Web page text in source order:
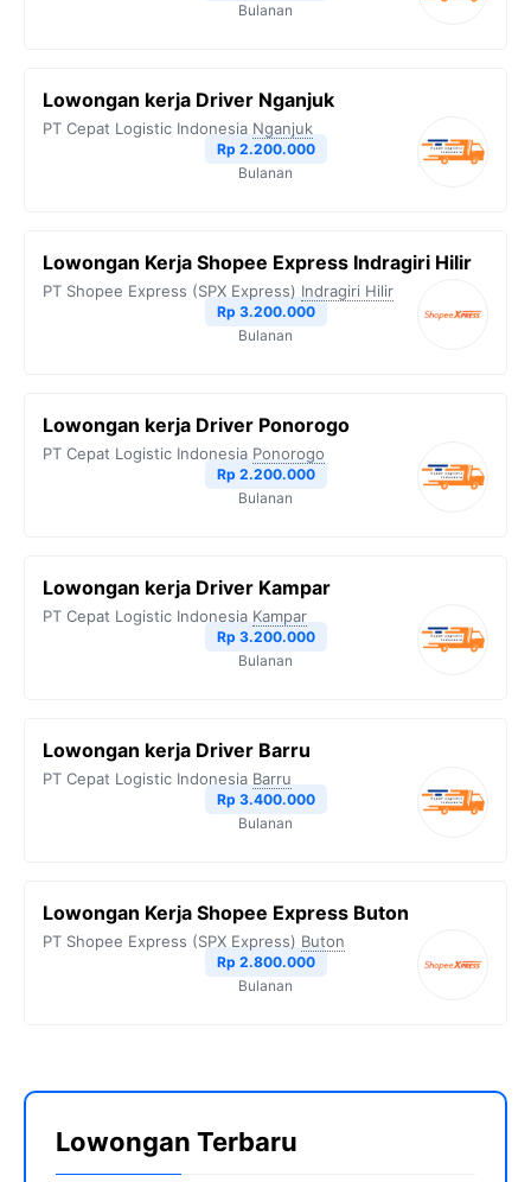
Bulanan
Lowongan kerja Driver Nganjuk
PT Cepat Logistic Indonesia Nganjuk
Rp 2.200.000
Bulanan
Lowongan Kerja Shopee Express Indragiri Hilir
PT Shopee Express (SPX Express) Indragiri Hilir
Rp 3.200.000
Bulanan
Lowongan kerja Driver Ponorogo
PT Cepat Logistic Indonesia Ponorogo
Rp 2.200.000
Bulanan
Lowongan kerja Driver Kampar
PT Cepat Logistic Indonesia Kampar
Rp 3.200.000
Bulanan
Lowongan kerja Driver Barru
PT Cepat Logistic Indonesia Barru
Rp 3.400.000
Bulanan
Lowongan Kerja Shopee Express Buton
PT Shopee Express (SPX Express) Buton
Rp 2.800.000
Bulanan
Lowongan Terbaru